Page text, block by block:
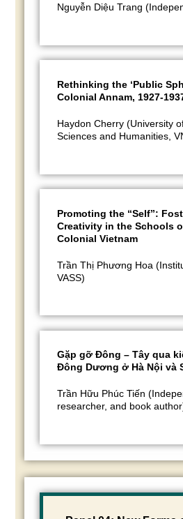
Nguyễn Diệu Trang
Rethinking the ‘Public
Colonial Annam, 1927-
Haydon Cherry (University
Sciences and Humanities,
Promoting the “Self”:
Creativity in the Schools
Colonial Vietnam
Trần Thị Phương Hoa
VASS)
Gặp gỡ Đông – Tây qua
Đông Dương ở Hà Nội và
Trần Hữu Phúc Tiến
researcher, and book